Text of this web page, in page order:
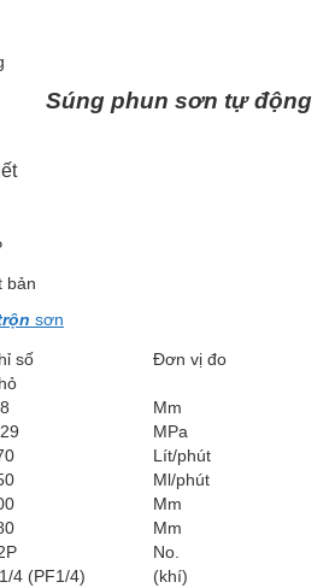
sơn tự động
bản
sơn
số
Đơn vị đo
Mm
MPa
Lít/phút
Ml/phút
Mm
Mm
No.
4 (PF1/4)
(khí)